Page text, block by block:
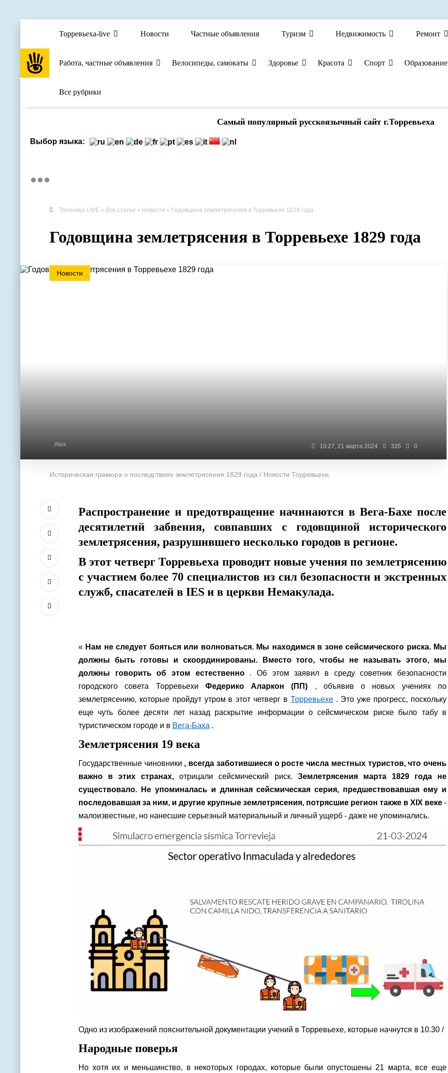
Торревьеха-live Новости Частные объявления Туризм Недвижимость Ремонт
Работа, частные объявления Велосипеды, самокаты Здоровье Красота Спорт Образование
Все рубрики
Cамый популярный русскоязычный сайт г.Торревьеха
Выбор языка:
Torrevieja LIVE » Все статьи » Новости » Годовщина землетрясения в Торревьехе 1829 года
Годовщина землетрясения в Торревьехе 1829 года
Новости
Alex 10:27, 21 марта 2024 335 0
Историческая гравюра о последствиях землетрясения 1829 года / Новости Торревьехи.
Распространение и предотвращение начинаются в Вега-Бахе после
десятилетий забвения, совпавших с годовщиной исторического
землетрясения, разрушившего несколько городов в регионе.
В этот четверг Торревьеха проводит новые учения по землетрясению
с участием более 70 специалистов из сил безопасности и экстренных
служб, спасателей в IES и в церкви Немакулада.
« Нам не следует бояться или волноваться. Мы находимся в зоне сейсмического риска. Мы
должны быть готовы и скоординированы. Вместо того, чтобы не называть этого, мы
должны говорить об этом естественно. Об этом заявил в среду советник безопасности
городского совета Торревьехи Федерико Аларкон (ПП) , объявив о новых учениях по
землетрясению, которые пройдут утром в этот четверг в Торревьехе. Это уже прогресс, поскольку
еще чуть более десяти лет назад раскрытие информации о сейсмическом риске было табу в
туристическом городе и в Вега-Баха .
Землетрясения 19 века
Государственные чиновники , всегда заботившиеся о росте числа местных туристов, что очень
важно в этих странах, отрицали сейсмический риск. Землетрясения марта 1829 года не
существовало. Не упоминалась и длинная сейсмическая серия, предшествовавшая ему и
последовавшая за ним, и другие крупные землетрясения, потрясшие регион также в XIX веке -
малоизвестные, но нанесшие серьезный материальный и личный ущерб - даже не упоминались.
Одно из изображений пояснительной документации учений в Торревьехе, которые начнутся в 10.30 /
Народные поверья
Но хотя их и меньшинство, в некоторых городах, которые были опустошены 21 марта, все еще